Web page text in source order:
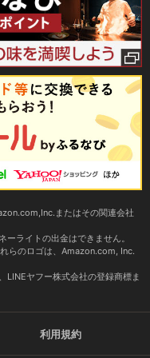
またはその関連会社
ライトの出金はできません。
らのロゴは、Amazon.com, Inc.
LINEヤフー株式会社の登録商標ま
利用規約